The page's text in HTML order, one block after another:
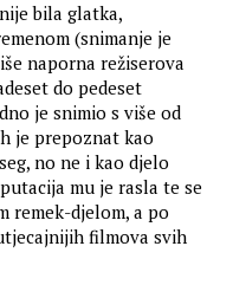
bila glatka,
(snimanje je
naporna režiserova
do pedeset
je snimio s više od
je prepoznat kao
no ne i kao djelo
mu je rasla te se
remek-djelom, a po
filmova svih